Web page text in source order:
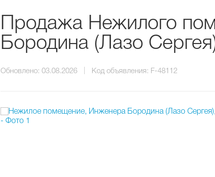
Продажа Нежилого
Бородина (Лазо
Обновлено: 03.08.2026 Код объявления: F-48112